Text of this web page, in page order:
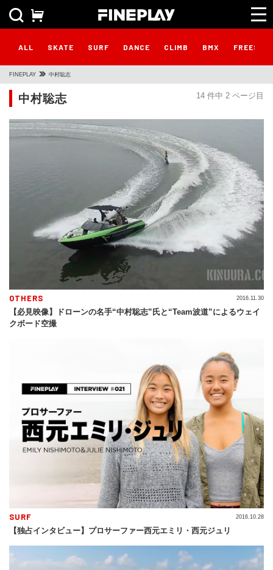
ALL SKATE SURF DANCE CLIMB BMX
FINEPLAY 中村聡志
14 件中 2 ページ目
中村聡志
OTHERS
【必見映像】ドローンの名手“中村聡志”氏と“Team波道”によるウェイ
クボード空撮
2016.11.30
SURF
【独占インタビュー】プロサーファー西元エミリ・西元ジュリ
2016.10.28